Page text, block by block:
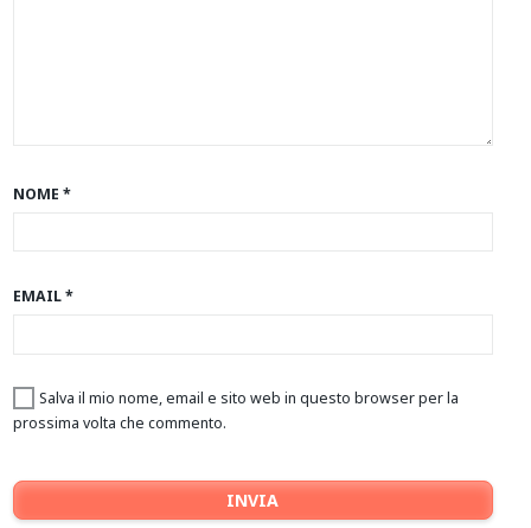
NOME *
EMAIL*
Salva il mio nome, email e sito web in questo browser per la
prossima volta che commento.